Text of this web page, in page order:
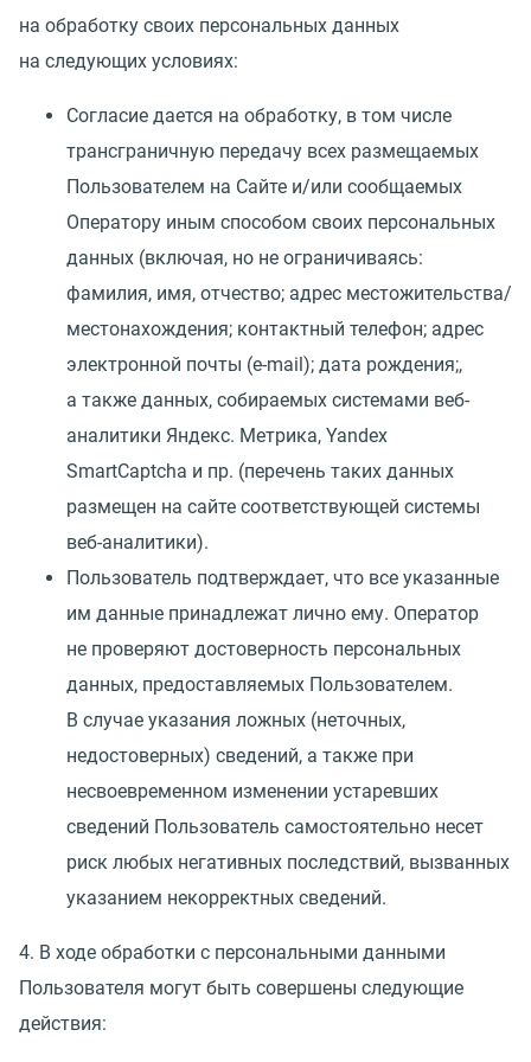
на обработку своих персональных данных
на следующих условиях:
Согласие дается на обработку, в том числе
трансграничную передачу всех размещаемых
Пользователем на Сайте и/или сообщаемых
Оператору иным способом своих персональных
данных (включая, но не ограничиваясь:
фамилия, имя, отчество; адрес местожительства/
местонахождения; контактный телефон; адрес
электронной почты (e-mail); дата рождения;,
а также данных, собираемых системами веб-
аналитики Яндекс. Метрика, Yandex
SmartCaptcha и пр. (перечень таких данных
размещен на сайте соответствующей системы
веб-аналитики).
Пользователь подтверждает, что все указанные
им данные принадлежат лично ему. Оператор
не проверяют достоверность персональных
данных, предоставляемых Пользователем.
В случае указания ложных (неточных,
недостоверных) сведений, а также при
несвоевременном изменении устаревших
сведений Пользователь самостоятельно несет
риск любых негативных последствий, вызванных
указанием некорректных сведений.
4. В ходе обработки с персональными данными
Пользователя могут быть совершены следующие
действия: